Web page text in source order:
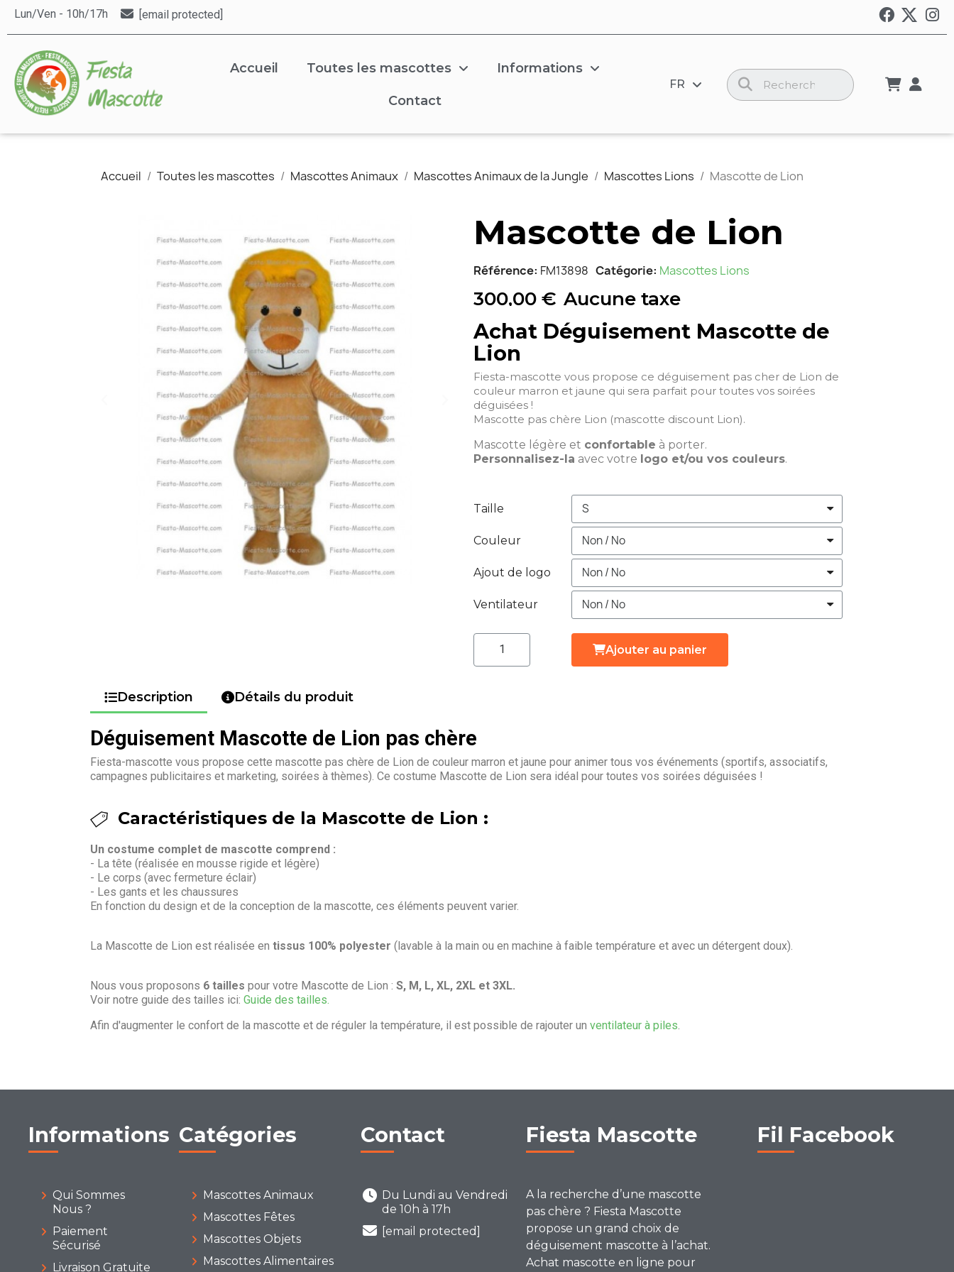
Lun/Ven - 10h/17h [email protected]
Accueil Toutes les mascottes Informations
Contact
FR
Accueil Toutes les mascottes Mascottes Animaux Mascottes Animaux de la Jungle Mascottes Lions Mascotte de Lion
Mascotte de Lion
Référence FM13898 Catégorie Mascottes Lions
300,00 € Aucune taxe
Achat Déguisement Mascotte de
Lion
Fiesta-mascotte vous propose ce déguisement pas cher de Lion de
couleur marron et jaune qui sera parfait pour toutes vos soirées
déguisées !
Mascotte pas chère Lion (mascotte discount Lion).
Mascotte légère et confortable à porter.
Personnalisez-la avec votre logo et/ou vos couleurs.
Taille
Couleur
Ajout de logo
Ventilateur
Ajouter au panier
Description Détails du produit
Déguisement Mascotte de Lion pas chère
Fiesta-mascotte vous propose cette mascotte pas chère de Lion de couleur marron et jaune pour animer tous vos événements (sportifs, associatifs,
campagnes publicitaires et marketing, soirées à thèmes). Ce costume Mascotte de Lion sera idéal pour toutes vos soirées déguisées !
Caractéristiques de la Mascotte de Lion :
Un costume complet de mascotte comprend :
- La tête (réalisée en mousse rigide et légère)
- Le corps (avec fermeture éclair)
- Les gants et les chaussures
En fonction du design et de la conception de la mascotte, ces éléments peuvent varier.
La Mascotte de Lion est réalisée en tissus 100% polyester (lavable à la main ou en machine à faible température et avec un détergent doux).
Nous vous proposons 6 tailles pour votre Mascotte de Lion : S, M, L, XL, 2XL et 3XL.
Voir notre guide des tailles ici: Guide des tailles.
Afin d'augmenter le confort de la mascotte et de réguler la température, il est possible de rajouter un ventilateur à piles.
Informations
Qui Sommes
Nous ?
Paiement
Sécurisé
Livraison Gratuite
Catégories
Mascottes Animaux
Mascottes Fêtes
Mascottes Objets
Mascottes Alimentaires
Contact
Du Lundi au Vendredi
de 10h à 17h
[email protected]
Fiesta Mascotte
A la recherche d’une mascotte
pas chère ? Fiesta Mascotte
propose un grand choix de
déguisement mascotte à l’achat.
Achat mascotte en ligne pour
Fil Facebook